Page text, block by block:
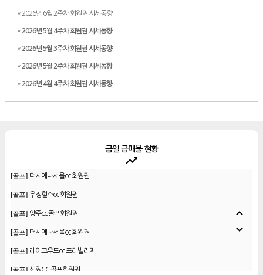
* 2026년 6월 2주차 회원권 시세동향
* 2026년 5월 4주차 회원권 시세동향
* 2026년 5월 3주차 회원권 시세동향
* 2026년 5월 2주차 회원권 시세동향
* 2026년 4월 4주차 회원권 시세동향
금일 급매물 현황
trending_up
[골프] 우정힐스cc 회원권
[골프] 양주cc 골프회원권
[골프] 더시에나서울cc 회원권
[골프] 레이크우드cc 프리빌리지
[골프] 신원CC 골프회원권
expand_less
expand_more